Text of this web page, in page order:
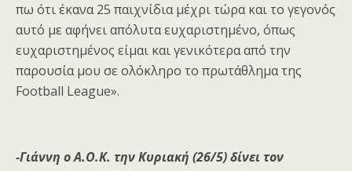
πω ότι έκανα 25 παιχνίδια μέχρι τώρα και το γεγονός
αυτό με αφήνει απόλυτα ευχαριστημένο, όπως
ευχαριστημένος είμαι και γενικότερα από την
παρουσία μου σε ολόκληρο το πρωτάθλημα της
Football League».
-Γιάννη ο Α.Ο.Κ. την Κυριακή (26/5) δίνει τον